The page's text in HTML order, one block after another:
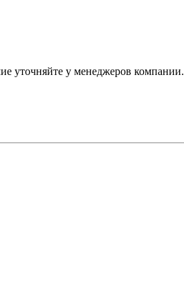
уточняйте у менеджеров компании.